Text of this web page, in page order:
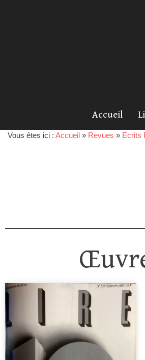
Accueil
Vous êtes ici : Accueil » Revues » Ecrits